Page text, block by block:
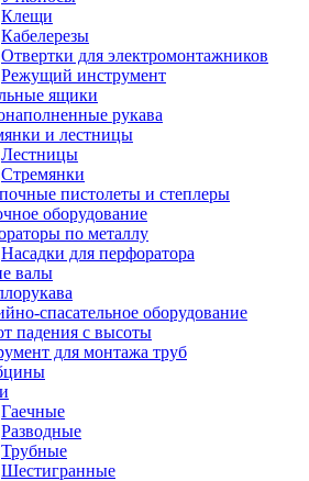
Клещи
Кабелерезы
Отвертки для электромонтажников
Режущий инструмент
ящики
рукава
и лестницы
Лестницы
Стремянки
пистолеты и степлеры
оборудование
по металлу
Насадки для перфоратора
валы
спасательное оборудование
падения с высоты
для монтажа труб
Гаечные
Разводные
Трубные
Шестигранные